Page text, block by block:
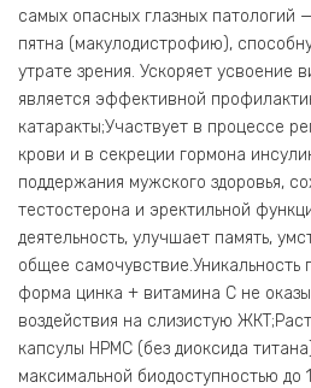
самых опасных глазных патологий
пятна (макулодистрофию),
утрате зрения. Ускоряет усвоение
является эффективной
катаракты;Участвует в процессе
крови и в секреции гормона
поддержания мужского здоровья,
тестостерона и эректильной
деятельность, улучшает память,
общее самочувствие.Уникальность
форма цинка + витамина С не
воздействия на слизистую
капсулы HPMC (без диоксида
максимальной биодоступностью до